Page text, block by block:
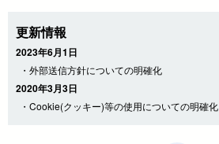
更新情報
2023年6月1日
・外部送信方針についての明確化
2020年3月3日
・Cookie(クッキー)等の使用についての明確化